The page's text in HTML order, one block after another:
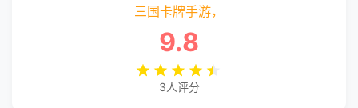
三国卡牌手游，
9.8
3人评分